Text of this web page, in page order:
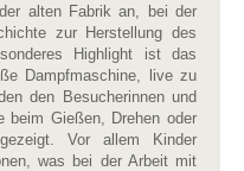
alten Fabrik an, bei der
zur Herstellung des
Highlight ist das
Dampfmaschine, live zu
den Besucherinnen und
beim Gießen, Drehen oder
Vor allem Kinder
was bei der Arbeit mit